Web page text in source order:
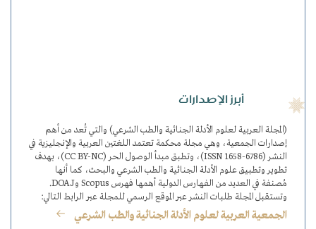
أبرز الإصدارات
(المجلة العربية لعلوم الأدلة الجنائية والطب الشرعي) والتي تُعد من أهم
إصدارات الجمعية، وهي مجلة محكمة تعتمد اللغتين العربية والإنجليزية في
النشر (ISSN 1658-6786)، وتطبق مبدأ الوصول الحر (CC BY-NC)، بهدف
تطوير وتطبيق علوم الأدلة الجنائية والطب الشرعي والبحث، كما أنها
مُصنفة في العديد من الفهارس الدولية أهمها فهرس Scopus وDOAJ.
وتستقبل المجلة طلبات النشر عبر الموقع الرسمي للمجلة عبر الرابط التالي:
الجمعية العربية لعلوم الأدلة الجنائية والطب الشرعي ​